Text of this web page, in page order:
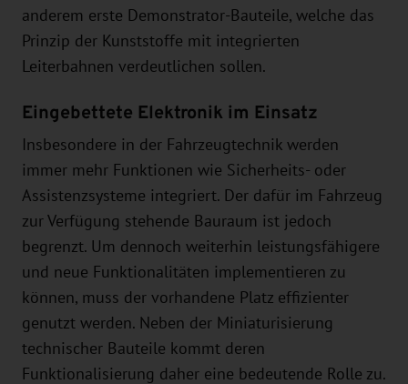
anderem erste Demonstrator-Bauteile, welche das
Prinzip der Kunststoffe mit integrierten
Leiterbahnen verdeutlichen sollen.
Eingebettete Elektronik im Einsatz
Insbesondere in der Fahrzeugtechnik werden
immer mehr Funktionen wie Sicherheits- oder
Assistenzsysteme integriert. Der dafür im Fahrzeug
zur Verfügung stehende Bauraum ist jedoch
begrenzt. Um dennoch weiterhin leistungsfähigere
und neue Funktionalitäten implementieren zu
können, muss der vorhandene Platz effizienter
genutzt werden. Neben der Miniaturisierung
technischer Bauteile kommt deren
Funktionalisierung daher eine bedeutende Rolle zu.